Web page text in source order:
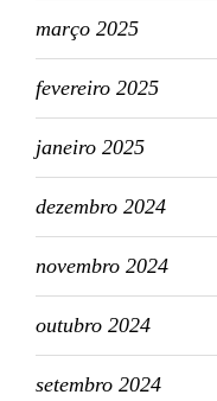
março 2025
fevereiro 2025
janeiro 2025
dezembro 2024
novembro 2024
outubro 2024
setembro 2024